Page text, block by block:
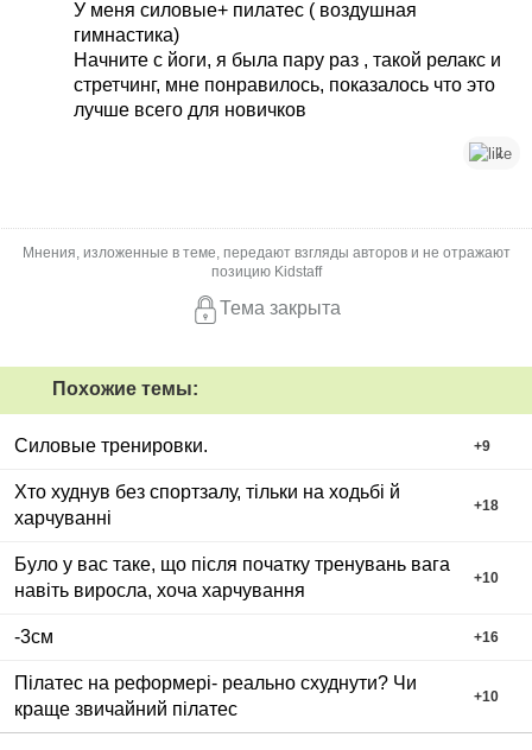
У меня силовые+ пилатес ( воздушная
гимнастика)
Начните с йоги, я была пару раз , такой релакс и
стретчинг, мне понравилось, показалось что это
лучше всего для новичков
1
Мнения, изложенные в теме, передают взгляды авторов и не отражают
позицию Kidstaff
Тема закрыта
Похожие темы:
Силовые тренировки. +9
Хто худнув без спортзалу, тільки на ходьбі й
харчуванні
+18
Було у вас таке, що після початку тренувань вага
навіть виросла, хоча харчування
+10
-3см +16
Пілатес на реформері- реально схуднути? Чи
краще звичайний пілатес
+10